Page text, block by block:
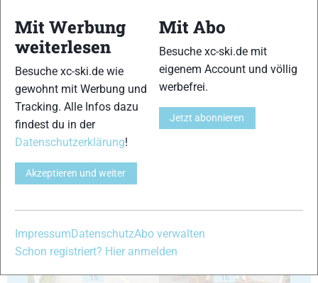
11 12
13
15 16
Mit Werbung
weiterlesen
Besuche xc-ski.de wie
gewohnt mit Werbung und
Tracking. Alle Infos dazu
findest du in der
Datenschutzerklärung!
Akzeptieren und weiter
Mit Abo
Besuche xc-ski.de mit
eigenem Account und völlig
werbefrei.
Jetzt abonnieren
ImpressumDatenschutzAbo verwalten
Schon registriert? Hier anmelden